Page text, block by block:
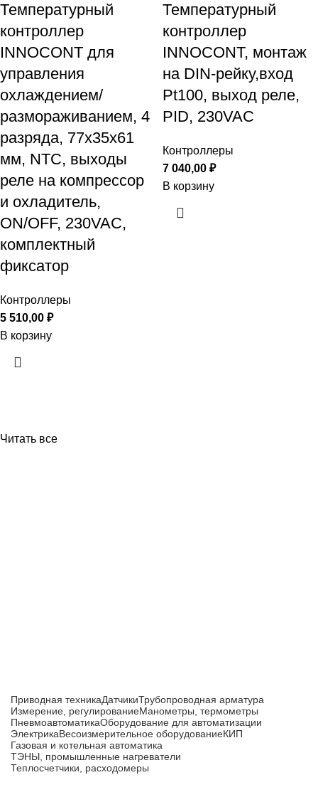
Температурный
контроллер
INNOCONT для
управления
охлаждением/
размораживанием, 4
разряда, 77х35х61
мм, NTC, выходы
реле на компрессор
и охладитель,
ON/OFF, 230VAC,
комплектный
фиксатор
Контроллеры
5 510,00 ₽
В корзину
Температурный
контроллер
INNOCONT, монтаж
на DIN-рейку,вход
Pt100, выход реле,
PID, 230VAC
Контроллеры
7 040,00 ₽
В корзину
Читать все
Приводная техникаДатчикиТрубопроводная арматура
Измерение, регулированиеМанометры, термометры
ПневмоавтоматикаОборудование для автоматизации
ЭлектрикаВесоизмерительное оборудованиеКИП
Газовая и котельная автоматика
ТЭНЫ, промышленные нагреватели
Теплосчетчики, расходомеры